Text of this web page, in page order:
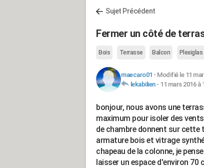
Sujet Précédent
Fermer un côté de
Bois Terrasse Balcon Plexiglas
maecaro01 - Modifié le 11
lekabilien- 11 mars 2016 à
bonjour, nous avons une
maximum pour isoler des
de chambre donnent sur cette
armature bois et vitrage
chapeau de la colonne, je
laisser un espace d'environ 70